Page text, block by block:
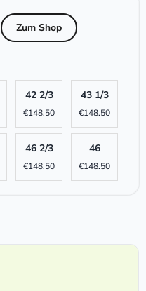
Zum Shop
42 2/3
€148.50
43 1/3
€148.50
46 2/3
€148.50
46
€148.50